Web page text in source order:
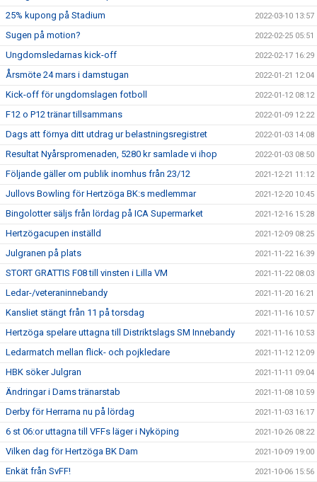
25% kupong på Stadium 2022-03-10 13:57
Sugen på motion? 2022-02-25 05:51
Ungdomsledarnas kick-off 2022-02-17 16:29
Årsmöte 24 mars i damstugan 2022-01-21 12:04
Kick-off för ungdomslagen fotboll 2022-01-12 08:12
F12 o P12 tränar tillsammans 2022-01-09 12:22
Dags att förnya ditt utdrag ur belastningsregistret 2022-01-03 14:08
Resultat Nyårspromenaden, 5280 kr samlade vi ihop 2022-01-03 08:50
Följande gäller om publik inomhus från 23/12 2021-12-21 11:12
Jullovs Bowling för Hertzöga BK:s medlemmar 2021-12-20 10:45
Bingolotter säljs från lördag på ICA Supermarket 2021-12-16 15:28
Hertzögacupen inställd 2021-12-09 08:25
Julgranen på plats 2021-11-22 16:39
STORT GRATTIS F08 till vinsten i Lilla VM 2021-11-22 08:03
Ledar-/veteraninnebandy 2021-11-20 16:21
Kansliet stängt från 11 på torsdag 2021-11-16 10:57
Hertzöga spelare uttagna till Distriktslags SM Innebandy 2021-11-16 10:53
Ledarmatch mellan flick- och pojkledare 2021-11-12 12:09
HBK söker Julgran 2021-11-11 09:04
Ändringar i Dams tränarstab 2021-11-08 10:59
Derby för Herrarna nu på lördag 2021-11-03 16:17
6 st 06:or uttagna till VFFs läger i Nyköping 2021-10-26 08:22
Vilken dag för Hertzöga BK Dam 2021-10-09 19:00
Enkät från SvFF! 2021-10-06 15:56